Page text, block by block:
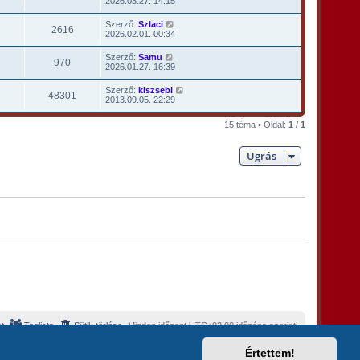
Értettem!
2616 Szerző: Szlaci
2026.02.01. 00:34
970 Szerző: Samu
2026.01.27. 16:39
48301 Szerző: kiszsebi
2013.09.05. 22:29
15 téma • Oldal: 1 / 1
Ugrás
Minden időpontUTC+02:00időzóna szerinti
Sütik törlése
Taglista